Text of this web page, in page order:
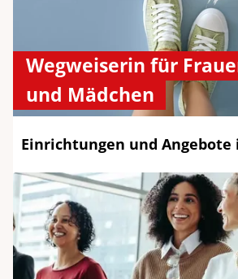
Wegweiserin für
und Mädchen
Einrichtungen und Angebote